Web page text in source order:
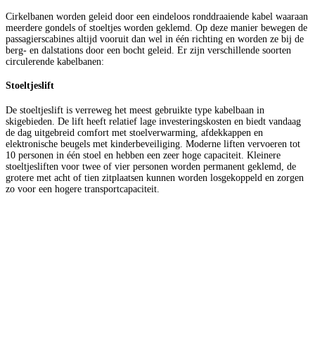
Cirkelbanen worden geleid door een eindeloos ronddraaiende kabel waaraan
meerdere gondels of stoeltjes worden geklemd. Op deze manier bewegen de
passagierscabines altijd vooruit dan wel in één richting en worden ze bij de
berg- en dalstations door een bocht geleid. Er zijn verschillende soorten
circulerende kabelbanen:
Stoeltjeslift
De stoeltjeslift is verreweg het meest gebruikte type kabelbaan in
skigebieden. De lift heeft relatief lage investeringskosten en biedt vandaag
de dag uitgebreid comfort met stoelverwarming, afdekkappen en
elektronische beugels met kinderbeveiliging. Moderne liften vervoeren tot
10 personen in één stoel en hebben een zeer hoge capaciteit. Kleinere
stoeltjesliften voor twee of vier personen worden permanent geklemd, de
grotere met acht of tien zitplaatsen kunnen worden losgekoppeld en zorgen
zo voor een hogere transportcapaciteit.